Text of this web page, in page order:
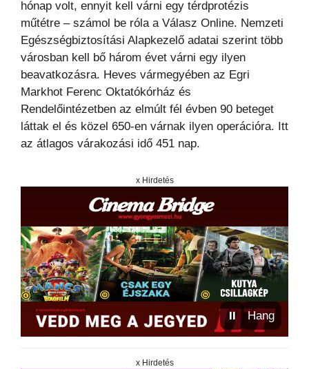
hónap volt, ennyit kell várni egy térdprotézis
műtétre – számol be róla a Válasz Online. Nemzeti
Egészségbiztosítási Alapkezelő adatai szerint több
városban kell bő három évet várni egy ilyen
beavatkozásra. Heves vármegyében az Egri
Markhot Ferenc Oktatókórház és
Rendelőintézetben az elmúlt fél évben 90 beteget
láttak el és közel 650-en várnak ilyen operációra. Itt
az átlagos várakozási idő 451 nap.
x Hirdetés
⏸ Hang
x Hirdetés